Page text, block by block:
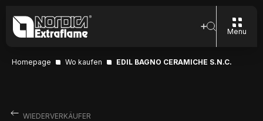
Menu
Homepage Wo kaufen EDIL BAGNO CERAMICHE S.N.C.
WIEDERVERKÄUFER